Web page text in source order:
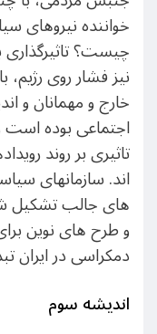
خواننده
چیست؟ تاثیرگذاری
نیز فشار روی
خارج و مهمانان و
اجتماعی بوده
تاثیری بر روند
اند. سازمانهای
های جالب تشکیل
و طرح های نوین
دمکراسی در
اندیشه سوم